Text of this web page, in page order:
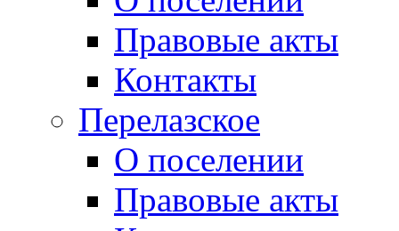
Правовые акты
Контакты
Перелазское
О поселении
Правовые акты